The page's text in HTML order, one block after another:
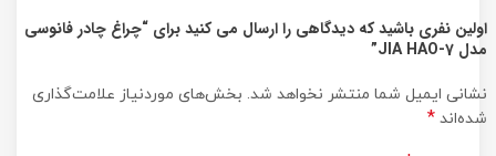
اولین نفری باشید که دیدگاهی را ارسال می کنید برای “چراغ چادر فانوسی
مدل JIA HAO-7”
نشانی ایمیل شما منتشر نخواهد شد. بخش‌های موردنیاز علامت‌گذاری
شده‌اند *